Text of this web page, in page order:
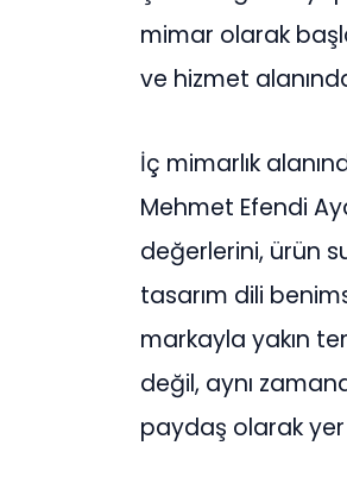
mimar olarak
ve hizmet
İç mimarlık
Mehmet Efendi
değerlerini, ürün
tasarım dili
markayla yakın
değil, aynı
paydaş olarak yer